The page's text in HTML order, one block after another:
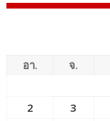
อา. จ.
2
3